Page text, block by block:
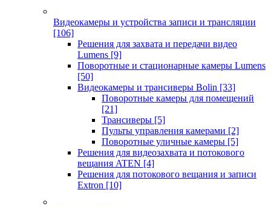
Видеокамеры и устройства записи и трансляции
[106]
Решения для захвата и передачи видео
Lumens [9]
Поворотные и стационарные камеры Lumens
[50]
Видеокамеры и трансиверы Bolin [33]
Поворотные камеры для помещений
[21]
Трансиверы [5]
Пульты управления камерами [2]
Поворотные уличные камеры [5]
Решения для видеозахвата и потокового
вещания ATEN [4]
Решения для потокового вещания и записи
Extron [10]